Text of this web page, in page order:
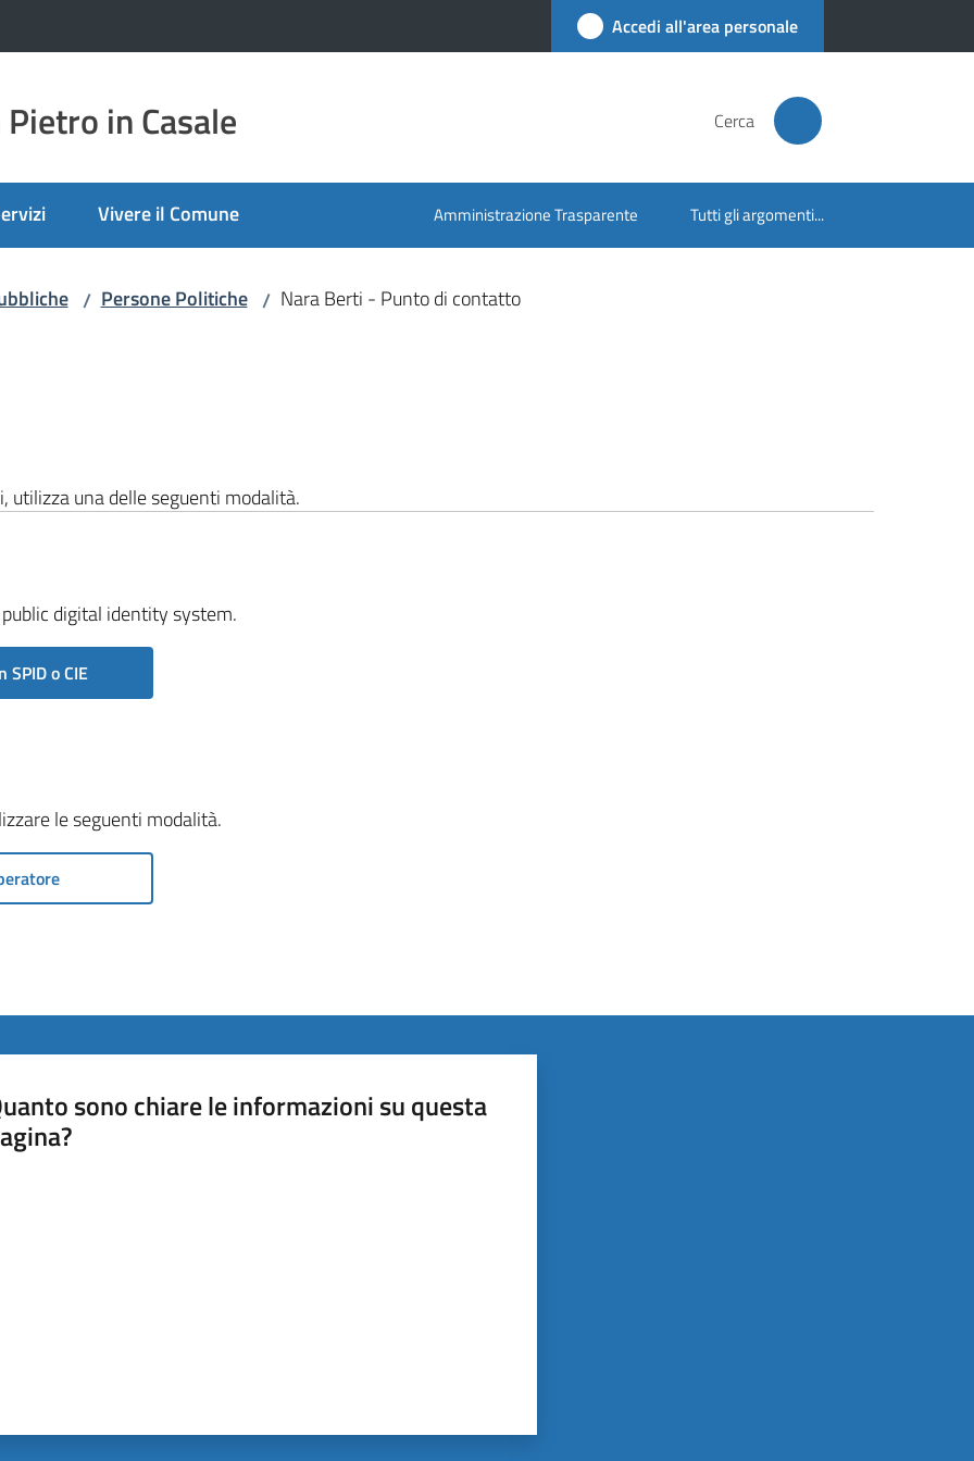
Accedi all'area personale
in Casale Cerca
Vivere il Comune Amministrazione Trasparente Tutti gli argomenti...
/ Persone Politiche / Nara Berti - Punto di contatto
utilizza una delle seguenti modalità.
digital identity system.
SPID o CIE
le seguenti modalità.
sono chiare le informazioni su questa